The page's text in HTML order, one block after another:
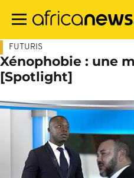
contenu
FUTURIS
Xénophobie : une
[Spotlight]